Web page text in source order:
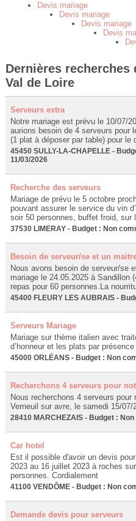
Devis mariage
Devis mariage
Devis mariage
Devis
Dernières recherches
Val de Loire
Serveurs extra
Notre mariage est prévu le 10/07/
aurions besoin de 4 serveurs pour
(1 plat à déposer par table) pour le
45450 SULLY-LA-CHAPELLE -
11/03/2026
Recherche des serveurs
Mariage de prévu le 5 octobre
pouvant assurer le service du vin
soir 50 personnes, buffet froid, sur
37530 LIMERAY - Budget : Non
Besoin de serveur/se et un
Nous avons besoin de serveur/se
mariage le 24.05.2025 à Sandillon
repas pour 60 personnes.La
45400 FLEURY LES AUBRAIS -
Serveurs Mariage
Mariage sur thème italien avec
d’honneur et les plats par
45000 ORLÉANS - Budget : Non
Recherchons 4 serveurs pour
Nous recherchons 4 serveurs
Verneuil sur avre, le samedi 15/07/
28410 MARCHEZAIS - Budget :
Car hotel
Est il possible d'avoir un devis
2023 au 16 juillet 2023 à roches
personnes. Cordialement
41100 VENDÔME - Budget : Non
Demande devis pour serveurs